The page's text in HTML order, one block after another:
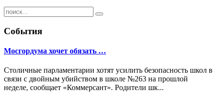
События
Мосгордума хочет обязать …
Столичные парламентарии хотят усилить безопасность школ в
связи с двойным убийством в школе №263 на прошлой
неделе, сообщает «Коммерсант». Родители шк...